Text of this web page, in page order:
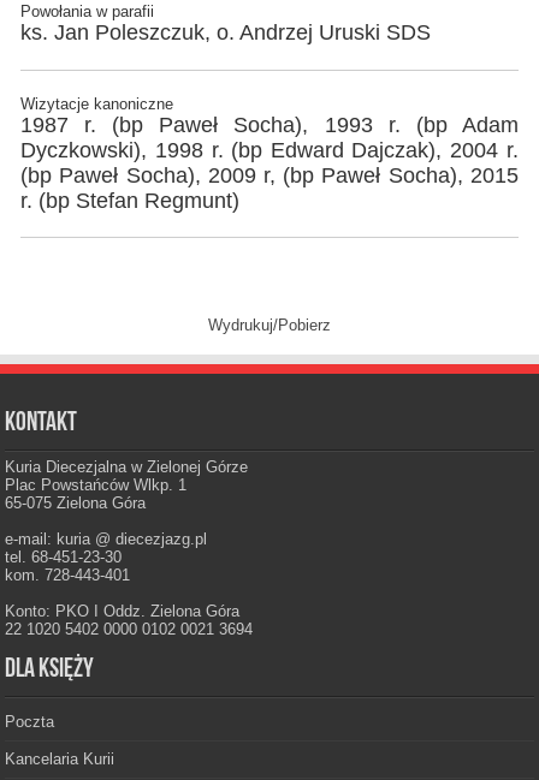
Powołania w parafii
ks. Jan Poleszczuk, o. Andrzej Uruski SDS
Wizytacje kanoniczne
1987 r. (bp Paweł Socha), 1993 r. (bp Adam
Dyczkowski), 1998 r. (bp Edward Dajczak), 2004 r.
(bp Paweł Socha), 2009 r, (bp Paweł Socha), 2015
r. (bp Stefan Regmunt)
Wydrukuj/Pobierz
Kontakt
Kuria Diecezjalna w Zielonej Górze
Plac Powstańców Wlkp. 1
65-075 Zielona Góra
e-mail: kuria @ diecezjazg.pl
tel. 68-451-23-30
kom. 728-443-401
Konto: PKO I Oddz. Zielona Góra
22 1020 5402 0000 0102 0021 3694
Dla księży
Poczta
Kancelaria Kurii